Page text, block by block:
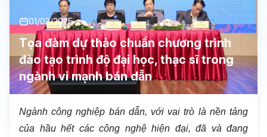
01/03/2025
Tọa đàm dự thảo chuẩn chương trình
đào tạo trình độ đại học, thạc sĩ trong
ngành vi mạnh bán dẫn
Ngành công nghiệp bán dẫn, với vai trò là nền tảng
của hầu hết các công nghệ hiện đại, đã và đang